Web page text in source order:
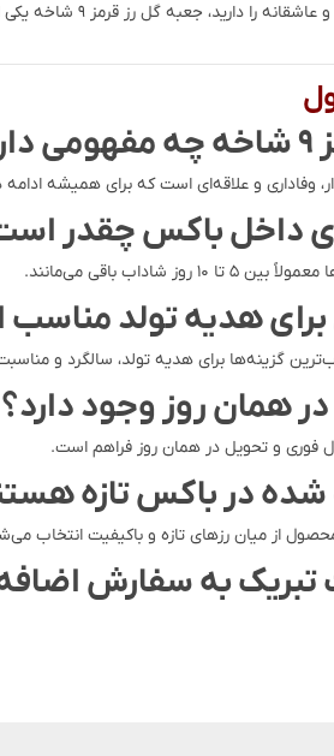
اگر قصد خرید
داخل باکس چقدر
شاداب باقی می‌مانند.
هدیه تولد
گزینه‌ها برای هدیه تولد، سالگرد و
در همان روز وجود دارد؟
فوری و تحویل در همان روز فراهم است.
شده در باکس تازه
از میان رزهای تازه و باکیفیت انتخاب
تبریک به سفارش